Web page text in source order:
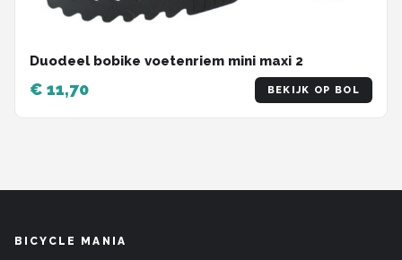
Duodeel bobike voetenriem mini maxi 2
€ 11,70 BEKIJK OP BOL
BICYCLE MANIA